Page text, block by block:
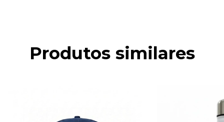
Produtos similares